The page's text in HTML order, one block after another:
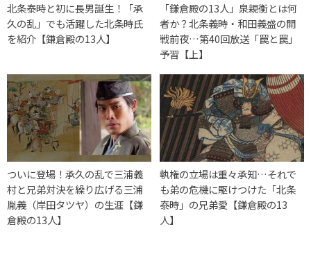
北条泰時と初に長男誕生！「承
久の乱」でも活躍した北条時氏
を紹介【鎌倉殿の13人】
「鎌倉殿の13人」泉親衡とは何
者か？北条義時・和田義盛の開
戦前夜…第40回放送「罠と罠」
予習【上】
ついに登場！承久の乱で三浦義
村と兄弟対決を繰り広げる三浦
胤義（岸田タツヤ）の生涯【鎌
倉殿の13人】
執権の立場は重々承知…それで
も弟の危機に駆けつけた「北条
泰時」の兄弟愛【鎌倉殿の13
人】